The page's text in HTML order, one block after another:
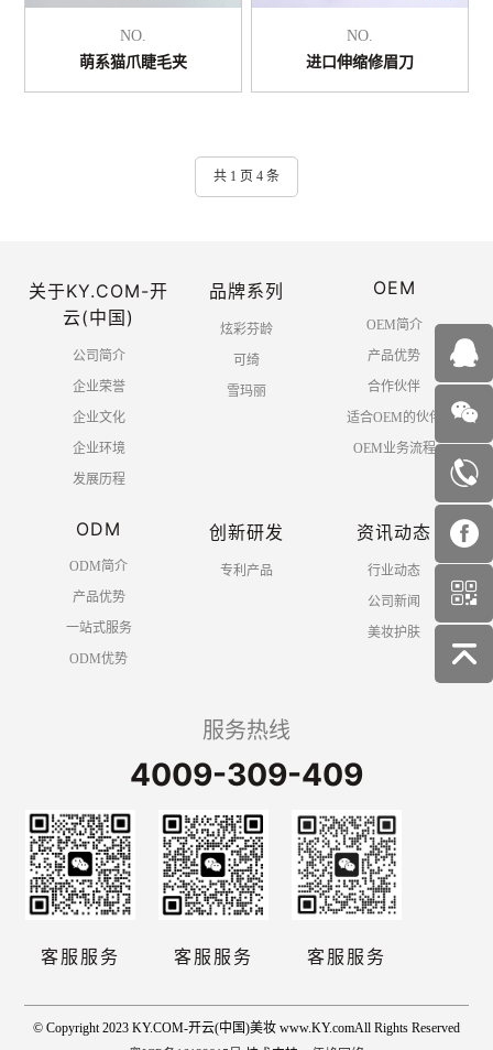
NO.
萌系猫爪睫毛夹
NO.
进口伸缩修眉刀
共 1 页 4 条
关于KY.COM-开
云(中国)
公司简介
企业荣誉
企业文化
企业环境
发展历程
品牌系列
炫彩芬龄
可绮
雪玛丽
OEM
OEM简介
产品优势
合作伙伴
适合OEM的伙伴
OEM业务流程
ODM
ODM简介
产品优势
一站式服务
ODM优势
创新研发
专利产品
资讯动态
行业动态
公司新闻
美妆护肤
服务热线
4009-309-409
客服服务 客服服务 客服服务
© Copyright 2023 KY.COM-开云(中国)美妆 www.KY.comAll Rights Reserved